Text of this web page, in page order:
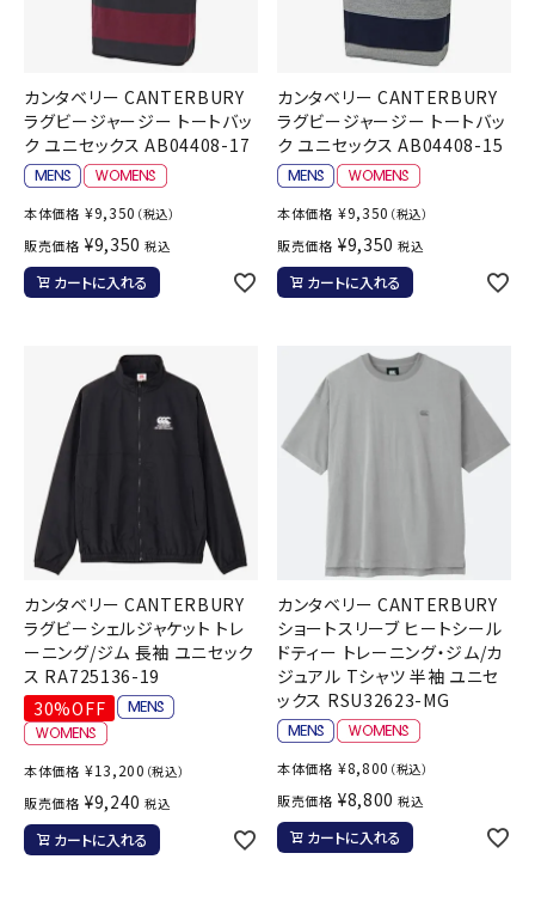
カンタベリー CANTERBURY
ラグビージャージー トートバッ
ク ユニセックス AB04408-17
本体価格 ¥9,350 （税込）
販売価格 ¥9,350 税込
カートに入れる
カンタベリー CANTERBURY
ラグビージャージー トートバッ
ク ユニセックス AB04408-15
本体価格 ¥9,350 （税込）
販売価格 ¥9,350 税込
カートに入れる
カンタベリー CANTERBURY
ラグビーシェルジャケット トレ
ーニング/ジム 長袖 ユニセック
ス RA725136-19
30%OFF
本体価格 ¥13,200 （税込）
販売価格 ¥9,240 税込
カートに入れる
カンタベリー CANTERBURY
ショートスリーブ ヒートシール
ドティー トレーニング・ジム/カ
ジュアル Tシャツ 半袖 ユニセ
ックス RSU32623-MG
本体価格 ¥8,800 （税込）
販売価格 ¥8,800 税込
カートに入れる